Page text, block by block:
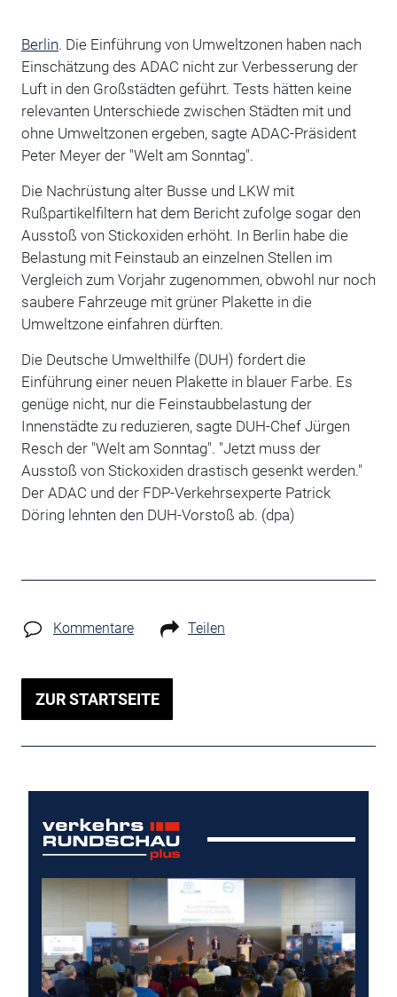
Berlin. Die Einführung von Umweltzonen haben nach
Einschätzung des ADAC nicht zur Verbesserung der
Luft in den Großstädten geführt. Tests hätten keine
relevanten Unterschiede zwischen Städten mit und
ohne Umweltzonen ergeben, sagte ADAC-Präsident
Peter Meyer der "Welt am Sonntag".
Die Nachrüstung alter Busse und LKW mit
Rußpartikelfiltern hat dem Bericht zufolge sogar den
Ausstoß von Stickoxiden erhöht. In Berlin habe die
Belastung mit Feinstaub an einzelnen Stellen im
Vergleich zum Vorjahr zugenommen, obwohl nur noch
saubere Fahrzeuge mit grüner Plakette in die
Umweltzone einfahren dürften.
Die Deutsche Umwelthilfe (DUH) fordert die
Einführung einer neuen Plakette in blauer Farbe. Es
genüge nicht, nur die Feinstaubbelastung der
Innenstädte zu reduzieren, sagte DUH-Chef Jürgen
Resch der "Welt am Sonntag". "Jetzt muss der
Ausstoß von Stickoxiden drastisch gesenkt werden."
Der ADAC und der FDP-Verkehrsexperte Patrick
Döring lehnten den DUH-Vorstoß ab. (dpa)
Kommentare Teilen
ZUR STARTSEITE